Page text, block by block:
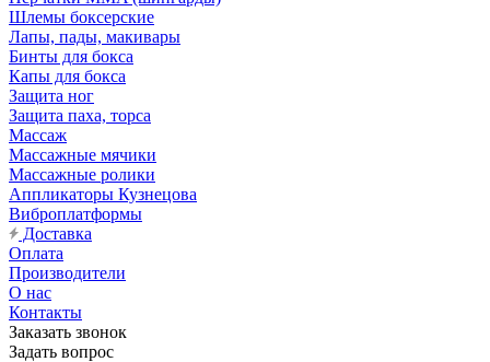
Шлемы боксерские
Лапы, пады, макивары
Бинты для бокса
Капы для бокса
Защита ног
Защита паха, торса
Массаж
Массажные мячики
Массажные ролики
Аппликаторы Кузнецова
Виброплатформы
Доставка
Оплата
Производители
О нас
Контакты
Заказать звонок
Задать вопрос